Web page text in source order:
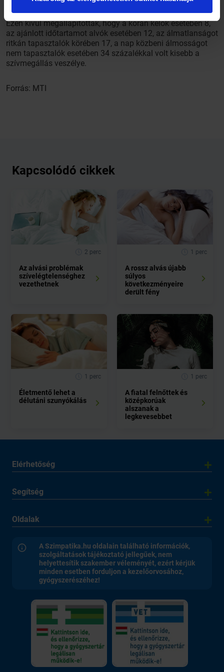
Ezen kívül megállapították, hogy a korán kelők esetében 8,
az ajánlott időtartamot alvók esetében 12, az álmatlanságot
ritkán tapasztalók körében 17, a nap közbeni álmosságot
nem tapasztalók esetében 34 százalékkal volt kisebb a
szívmegállás veszélye.
Forrás: MTI
Kapcsolódó cikkek
2 perc
Az alvási problémak
szívelégtelenséghez
vezethetnek
1 perc
A rossz alvás újabb
súlyos
következményeire
derült fény
1 perc
Életmentő lehet a
délutáni szunyókálás
1 perc
A fiatal felnőttek és
középkorúak
alszanak a
legkevesebbet
Elérhetőség
Segítség
Oldalak
A Szimpatika.hu oldalain található információk,
szolgáltatások tájékoztató jellegűek, nem
helyettesítik szakember véleményét, ezért kérjük
minden esetben forduljon a kezelőorvosához,
gyógyszerészéhez!